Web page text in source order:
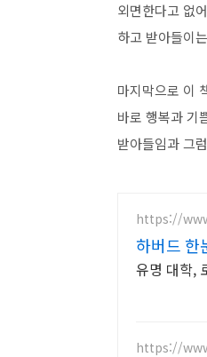
외면한다고 없
하고 받아들이
마지막으로 이
바로 행복과 기
받아들임과 그
https://
하버드 한
유명 대학,
https://